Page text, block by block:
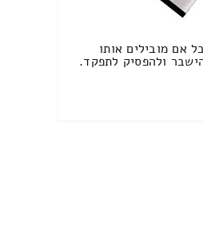
אם מובילים אותו
ולהפסיק לתפקד.